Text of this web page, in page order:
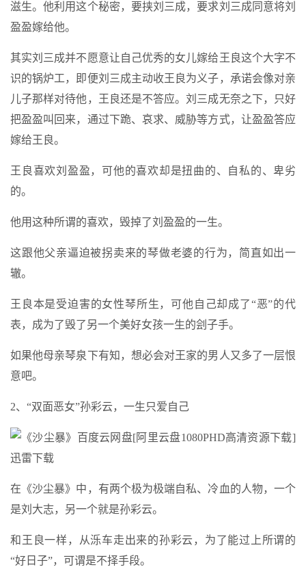
滋生。他利用这个秘密，要挟刘三成，要求刘三成同意将刘
盈盈嫁给他。
其实刘三成并不愿意让自己优秀的女儿嫁给王良这个大字不
识的锅炉工，即便刘三成主动收王良为义子，承诺会像对亲
儿子那样对待他，王良还是不答应。刘三成无奈之下，只好
把盈盈叫回来，通过下跪、哀求、威胁等方式，让盈盈答应
嫁给王良。
王良喜欢刘盈盈，可他的喜欢却是扭曲的、自私的、卑劣
的。
他用这种所谓的喜欢，毁掉了刘盈盈的一生。
这跟他父亲逼迫被拐卖来的琴做老婆的行为，简直如出一
辙。
王良本是受迫害的女性琴所生，可他自己却成了“恶”的代
表，成为了毁了另一个美好女孩一生的刽子手。
如果他母亲琴泉下有知，想必会对王家的男人又多了一层恨
意吧。
2、“双面恶女”孙彩云，一生只爱自己
在《沙尘暴》中，有两个极为极端自私、冷血的人物，一个
是刘大志，另一个就是孙彩云。
和王良一样，从泺车走出来的孙彩云，为了能过上所谓的
“好日子”，可谓是不择手段。